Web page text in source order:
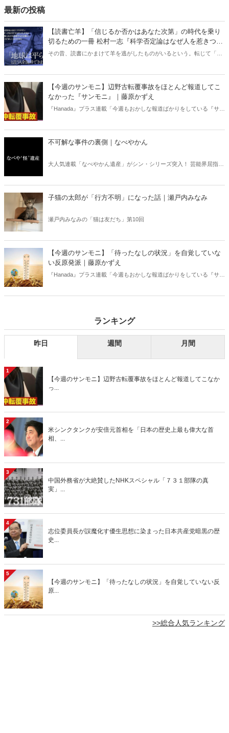
最新の投稿
【読書亡羊】「信じるか否かはあなた次第」の時代を乗り
切るための一冊 松村一志『科学否定論はなぜ人を惹きつけ
るのか』（ちくま新書）｜梶原麻衣子
その昔、読書にかまけて羊を逃がしたものがいるという。転じて「読
ある。元月刊『Hanada』編集部員のライター・梶原がお送りする時事
書評！
【今週のサンモニ】辺野古転覆事故をほとんど報道してこ
なかった『サンモニ』｜藤原かずえ
『Hanada』プラス連載「今週もおかしな報道ばかりをしている『サン
不可解な事件の裏側｜なべやかん
大人気連載「なべやかん遺産」がシン・シリーズ突入！ 芸能界屈指の
信じるか信じないかは、あなた次第！ 芸能ニュース
子猫の太郎が「行方不明」になった話｜瀬戸内みなみ
瀬戸内みなみの「猫は友だち」第10回
【今週のサンモニ】「待ったなしの状況」を自覚していな
い反原発派｜藤原かずえ
『Hanada』プラス連載「今週もおかしな報道ばかりをしている『サン
ランキング
昨日 週間 月間
1
【今週のサンモニ】辺野古転覆事故をほとんど報道してこなか
っ...
2
米シンクタンクが安倍元首相を「日本の歴史上最も偉大な首
相、...
3
中国外務省が大絶賛したNHKスペシャル「７３１部隊の真
実」...
4
志位委員長が誤魔化す優生思想に染まった日本共産党暗黒の歴
史...
5
【今週のサンモニ】「待ったなしの状況」を自覚していない反
原...
>>総合人気ランキング